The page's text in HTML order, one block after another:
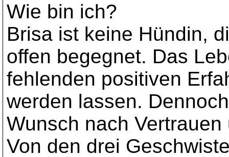
Wie bin ich?
Brisa ist keine Hündin,
offen begegnet. Das
fehlenden positiven
werden lassen.
Wunsch nach
Von den drei